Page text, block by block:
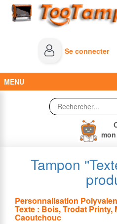
Se connecter
MENU
Tampon
Personnalisation
Texte : Bois, Trodat Printy,
Caoutchouc